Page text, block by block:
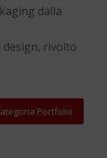
dalla
rivolto
Portfolio